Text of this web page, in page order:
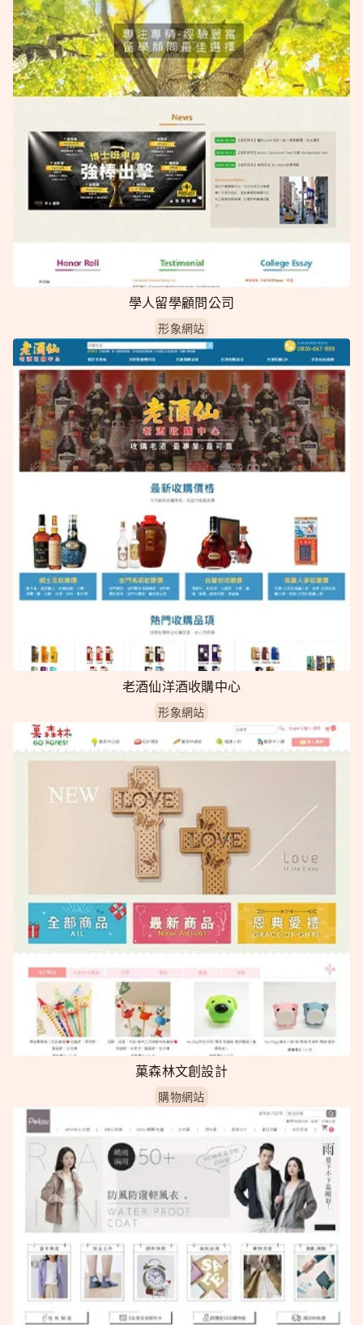
學人留學顧問公司
形象網站
老酒仙洋酒收購中心
形象網站
菓森林文創設計
購物網站